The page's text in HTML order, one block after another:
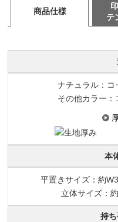
商品仕様
テ
ナチュラル：コ
その他カラー：
本
平置きサイズ：約
立体サイズ：
持